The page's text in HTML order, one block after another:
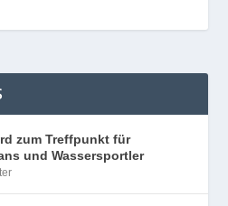
zum Treffpunkt für
und Wassersportler